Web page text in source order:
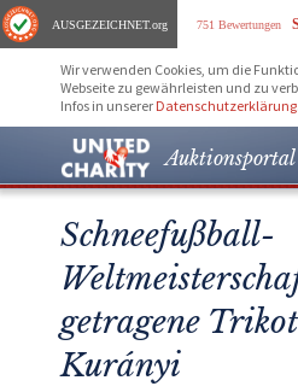
AUSGEZEICHNET.org 751 Bewertungen
Wir verwenden Cookies, um die
Webseite zu gewährleisten und zu
Infos in unserer Datenschutzerklärung
Auktionsportal
Schneefußball-
getragene
Kurányi